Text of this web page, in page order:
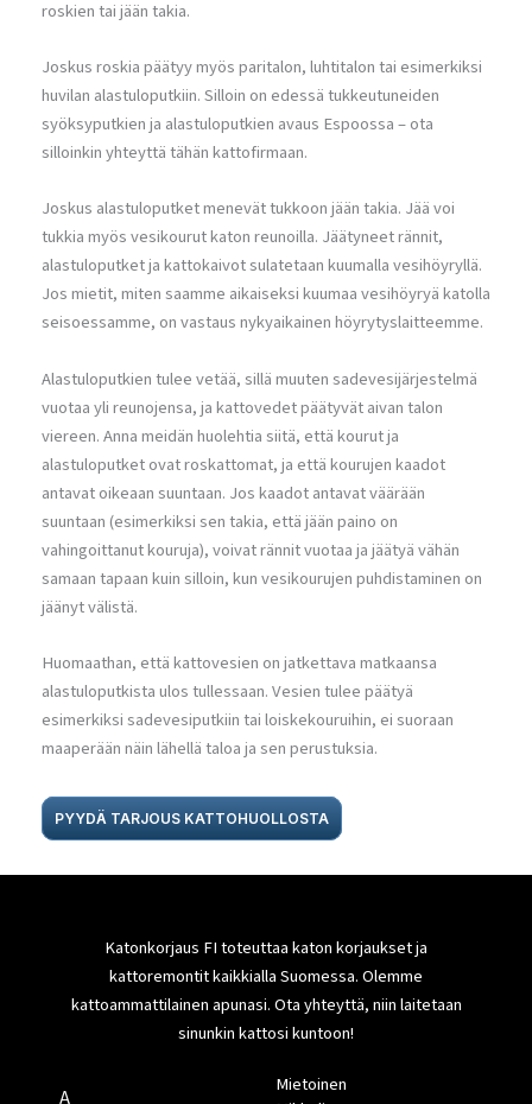
roskien tai jään takia.
Joskus roskia päätyy myös paritalon, luhtitalon tai esimerkiksi
huvilan alastuloputkiin. Silloin on edessä tukkeutuneiden
syöksyputkien ja alastuloputkien avaus Espoossa – ota
silloinkin yhteyttä tähän kattofirmaan.
Joskus alastuloputket menevät tukkoon jään takia. Jää voi
tukkia myös vesikourut katon reunoilla. Jäätyneet rännit,
alastuloputket ja kattokaivot sulatetaan kuumalla vesihöyryllä.
Jos mietit, miten saamme aikaiseksi kuumaa vesihöyryä katolla
seisoessamme, on vastaus nykyaikainen höyrytyslaitteemme.
Alastuloputkien tulee vetää, sillä muuten sadevesijärjestelmä
vuotaa yli reunojensa, ja kattovedet päätyvät aivan talon
viereen. Anna meidän huolehtia siitä, että kourut ja
alastuloputket ovat roskattomat, ja että kourujen kaadot
antavat oikeaan suuntaan. Jos kaadot antavat väärään
suuntaan (esimerkiksi sen takia, että jään paino on
vahingoittanut kouruja), voivat rännit vuotaa ja jäätyä vähän
samaan tapaan kuin silloin, kun vesikourujen puhdistaminen on
jäänyt välistä.
Huomaathan, että kattovesien on jatkettava matkaansa
alastuloputkista ulos tullessaan. Vesien tulee päätyä
esimerkiksi sadevesiputkiin tai loiskekouruihin, ei suoraan
maaperään näin lähellä taloa ja sen perustuksia.
PYYDÄ TARJOUS KATTOHUOLLOSTA
Katonkorjaus FI toteuttaa katon korjaukset ja
kattoremontit kaikkialla Suomessa. Olemme
kattoammattilainen apunasi. Ota yhteyttä, niin laitetaan
sinunkin kattosi kuntoon!
A
Mietoinen